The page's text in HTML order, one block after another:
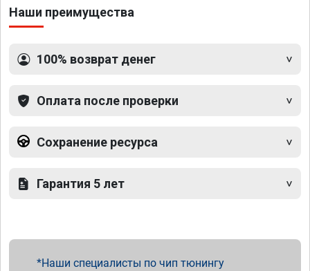
Наши преимущества
100% возврат денег
Оплата после проверки
Сохранение ресурса
Гарантия 5 лет
Наши специалисты по чип тюнингу